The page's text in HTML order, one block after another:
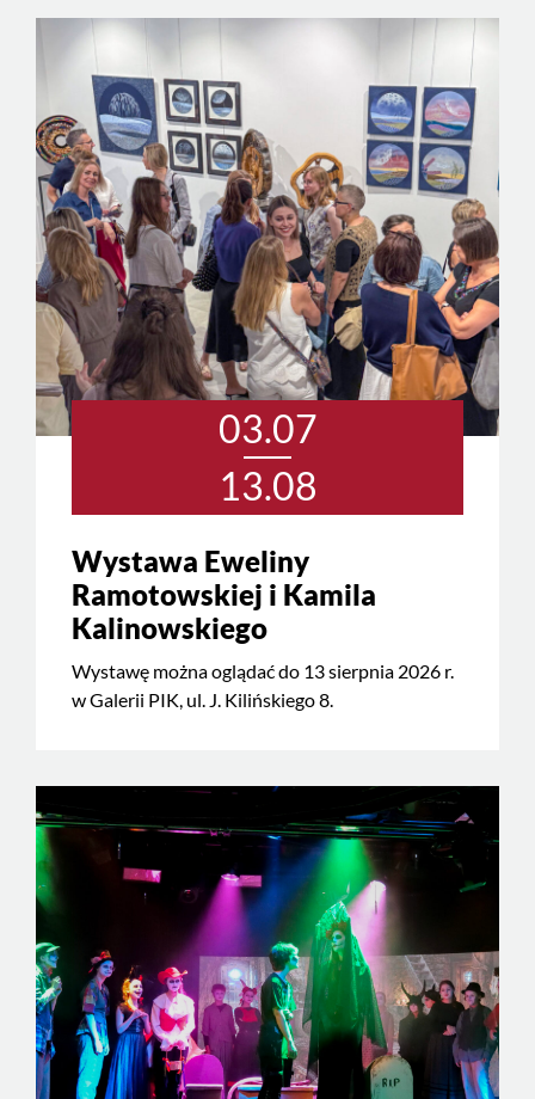
03.07
13.08
Wystawa Eweliny
Ramotowskiej i Kamila
Kalinowskiego
Wystawę można oglądać do 13 sierpnia 2026 r.
w Galerii PIK, ul. J. Kilińskiego 8.